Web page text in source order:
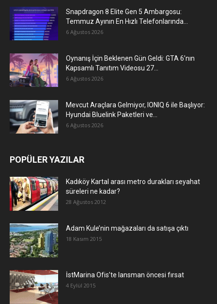
Snapdragon 8 Elite Gen 5 Ambargosu:
Temmuz Ayının En Hızlı Telefonlarında...
6 Ağustos 2026
Oynanış İçin Beklenen Gün Geldi: GTA 6’nın
Kapsamlı Tanıtım Videosu 27...
6 Ağustos 2026
Mevcut Araçlara Gelmiyor, IONIQ 6 ile Başlıyor:
Hyundai Bluelink Paketleri ve...
6 Ağustos 2026
POPÜLER YAZILAR
Kadıköy Kartal arası metro durakları seyahat
süreleri ne kadar?
28 Ağustos 2012
Adam Kule’nin mağazaları da satışa çıktı
18 Kasım 2015
İstMarina Ofis’te lansman öncesi fırsat
4 Eylül 2015